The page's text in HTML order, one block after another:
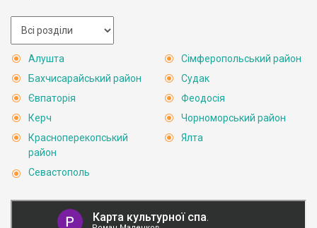
Алушта
Бахчисарайський район
Євпаторія
Керч
Красноперекопський
район
Севастополь
Сімферопольський район
Судак
Феодосія
Чорноморський район
Ялта